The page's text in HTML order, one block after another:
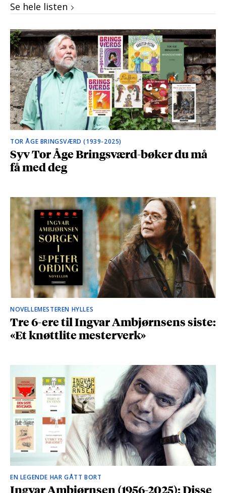
Se hele listen
TOR ÅGE BRINGSVÆRD (1939-2025)
Syv Tor Åge Bringsværd-bøker du må
få med deg
NOVELLEMESTEREN HYLLES
Tre 6-ere til Ingvar Ambjørnsens siste:
«Et knøttlite mesterverk»
EN LEGENDE HAR GÅTT BORT
Ingvar Ambjørnsen (1956-2025): Disse